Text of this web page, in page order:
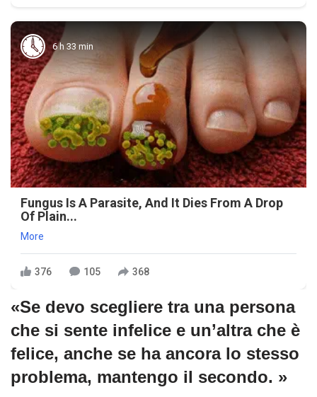
6 h 33 min
Fungus Is A Parasite, And It Dies From A Drop
Of Plain...
More
376 105 368
«Se devo scegliere tra una persona
che si sente infelice e un’altra che è
felice, anche se ha ancora lo stesso
problema, mantengo il secondo. »